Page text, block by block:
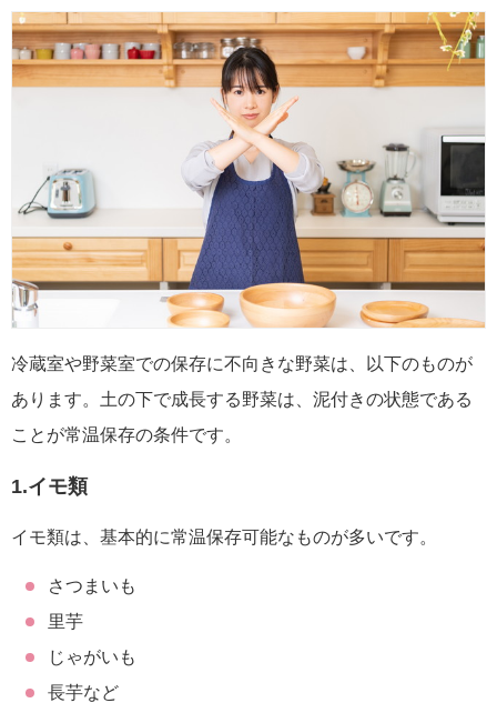
冷蔵室や野菜室での保存に不向きな野菜は、以下のものが
あります。土の下で成長する野菜は、泥付きの状態である
ことが常温保存の条件です。
1.イモ類
イモ類は、基本的に常温保存可能なものが多いです。
さつまいも
里芋
じゃがいも
長芋など